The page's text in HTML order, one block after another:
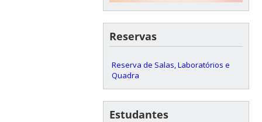
Reservas
Reserva de Salas, Laboratórios e
Quadra
Estudantes